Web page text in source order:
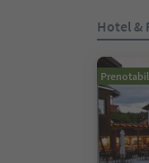
Hotel &